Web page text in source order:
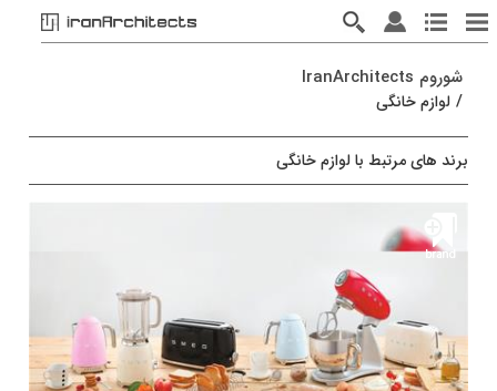
شوروم IranArchitects
/ لوازم خانگی
برند های مرتبط با لوازم خانگی